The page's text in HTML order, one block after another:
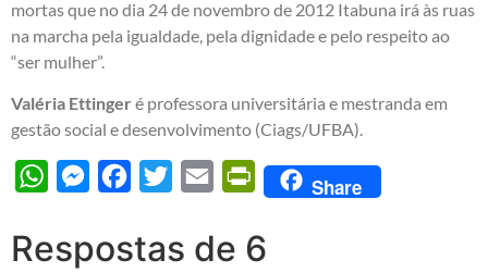
mortas que no dia 24 de novembro de 2012 Itabuna irá às ruas
na marcha pela igualdade, pela dignidade e pelo respeito ao
“ser mulher”.
Valéria Ettinger é professora universitária e mestranda em
gestão social e desenvolvimento (Ciags/UFBA).
WhatsAppMessengerFacebook
Twitter Email PrintFriendly
Share
Respostas de 6